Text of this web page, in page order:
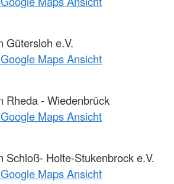
Gütersloh e.V.
Maps Ansicht
Rheda - Wiedenbrück
Maps Ansicht
Schloß- Holte-Stukenbrock e.V.
Maps Ansicht